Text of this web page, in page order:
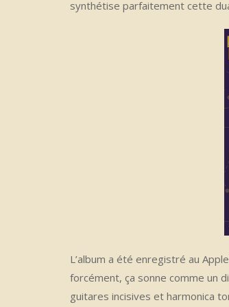
synthétise parfaitement cette
L’album a été enregistré au
forcément, ça sonne comme un
guitares incisives et harmonica